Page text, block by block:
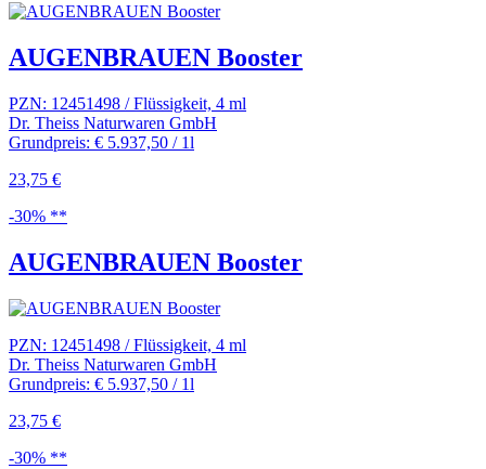
AUGENBRAUEN Booster
PZN: 12451498 / Flüssigkeit, 4 ml
Dr. Theiss Naturwaren GmbH
Grundpreis: € 5.937,50 / 1l
23,75 €
-30% **
AUGENBRAUEN Booster
PZN: 12451498 / Flüssigkeit, 4 ml
Dr. Theiss Naturwaren GmbH
Grundpreis: € 5.937,50 / 1l
23,75 €
-30% **